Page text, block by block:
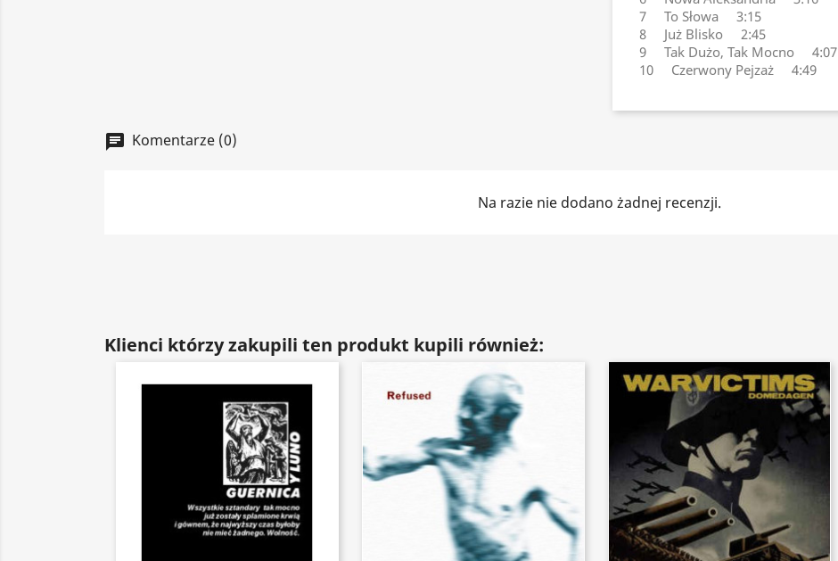
7 To Słowa 3:15
8 Już Blisko 2:45
9 Tak Dużo, Tak Mocno 4:07
10 Czerwony Pejzaż 4:49
chat Komentarze (0)
Na razie nie dodano żadnej recenzji.
Klienci którzy zakupili ten produkt kupili również: